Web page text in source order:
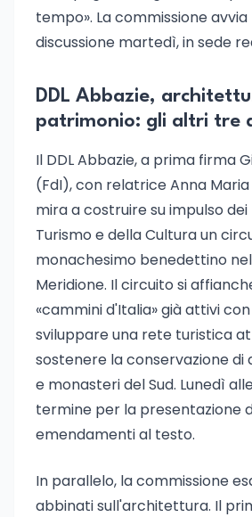
tempo». La commissione avvia
discussione martedì, in sede
DDL Abbazie,
patrimonio: gli altri tre
Il DDL Abbazie, a prima firma
(FdI), con relatrice Anna
mira a costruire su impulso
Turismo e della Cultura un
monachesimo benedettino
Meridione. Il circuito si
«cammini d'Italia» già attivi
sviluppare una rete turistica
sostenere la conservazione di
e monasteri del Sud. Lunedì
termine per la presentazione
emendamenti al testo.
In parallelo, la commissione
abbinati sull'architettura. Il